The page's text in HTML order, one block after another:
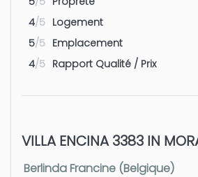
4/5 Logement
5/5 Emplacement
4/5 Rapport Qualité / Prix
VILLA ENCINA 3383 IN
Berlinda Francine (Belgique)